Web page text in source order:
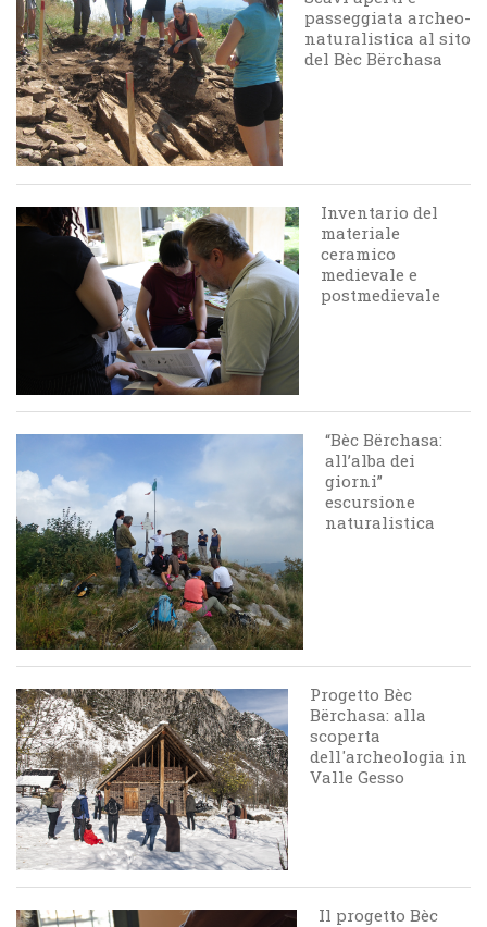
passeggiata archeo-
naturalistica al sito
del Bèc Bërchasa
Inventario del
materiale
ceramico
medievale e
postmedievale
“Bèc Bërchasa:
all’alba dei
giorni”
escursione
naturalistica
Progetto Bèc
Bërchasa: alla
scoperta
dell'archeologia in
Valle Gesso
Il progetto Bèc